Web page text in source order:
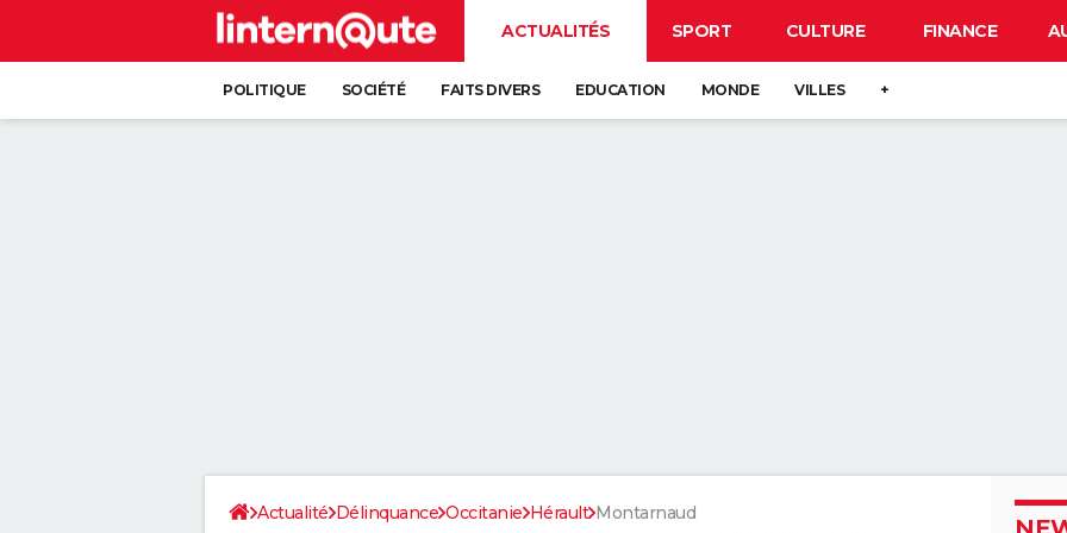
ACTUALITÉS SPORT CULTURE FINANCE
POLITIQUE SOCIÉTÉ FAITS DIVERS EDUCATION MONDE VILLES +
Actualité Délinquance Occitanie Hérault Montarnaud